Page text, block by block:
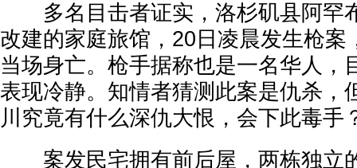
多名目击者证实，洛杉矶县阿罕
改建的家庭旅馆，20日凌晨发生枪案
当场身亡。枪手据称也是一名华人，
表现冷静。知情者猜测此案是仇杀，
川究竟有什么深仇大恨，会下此毒手
案发民宅拥有前后屋，两栋独立